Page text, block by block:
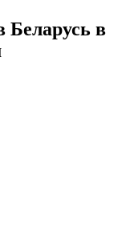
Беларусь в